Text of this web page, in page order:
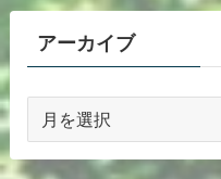
アーカイブ
カ